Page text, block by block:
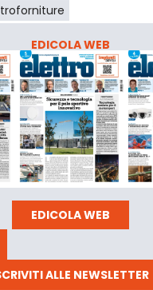
EDICOLA WEB
EDICOLA WEB
ALLE NEWSLETTER